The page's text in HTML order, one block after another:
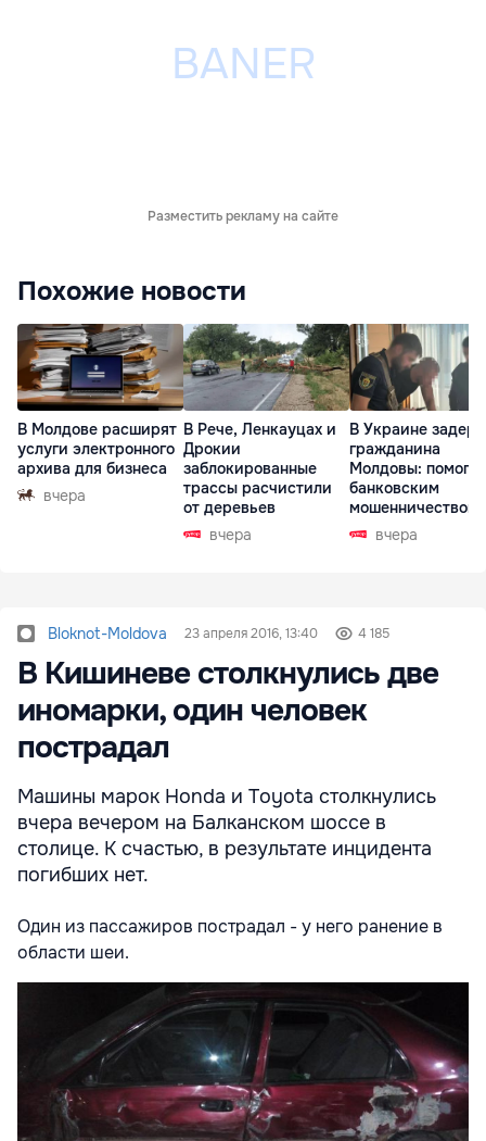
Разместить рекламу на сайте
Похожие новости
В Молдове расширят
услуги электронного
архива для бизнеса
вчера
В Рече, Ленкауцах и
Дрокии
заблокированные
трассы расчистили
от деревьев
вчера
В Украине
гражданина
Молдовы:
банковским
мошенничеством
Чехиивчера
Bloknot-Moldova 23 апреля 2016, 13:40 4 185
В Кишиневе столкнулись две
иномарки, один человек
пострадал
Машины марок Honda и Toyota столкнулись
вчера вечером на Балканском шоссе в
столице. К счастью, в результате инцидента
погибших нет.
Один из пассажиров пострадал - у него ранение в
области шеи.